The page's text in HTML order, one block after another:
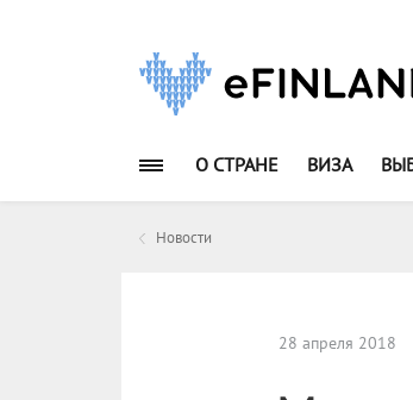
О СТРАНЕ ВИЗА
Новости
28 апреля 2018